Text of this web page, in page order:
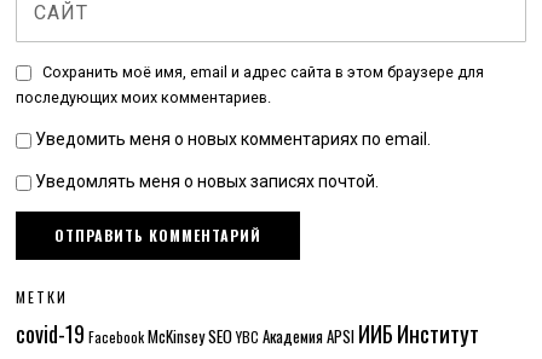
Сохранить моё имя, email и адрес сайта в этом браузере для
последующих моих комментариев.
Уведомить меня о новых комментариях по email.
Уведомлять меня о новых записях почтой.
МЕТКИ
covid-19 Facebook McKinseySEO YBC Академия APSI ИИБИнститут